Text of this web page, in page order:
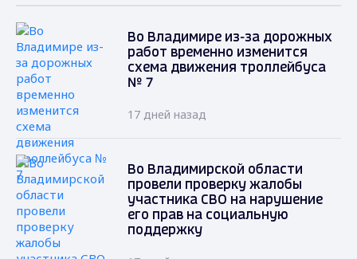
Во Владимире из-за дорожных
работ временно изменится
схема движения троллейбуса
№ 7
17 дней назад
Во Владимирской области
провели проверку жалобы
участника СВО на нарушение
его прав на социальную
поддержку